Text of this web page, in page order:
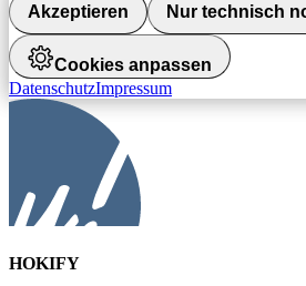
Akzeptieren Nur technisch
Cookies anpassen
DatenschutzImpressum
HOKIFY